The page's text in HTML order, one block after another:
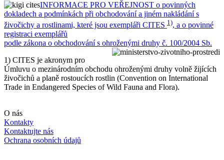
INFORMACE PRO VEŘEJNOST o povinných
dokladech a podmínkách při obchodování a jiném nakládání s
živočichy a rostlinami, které jsou exempláři CITES 1), a o povinné
registraci exemplářů
podle zákona o obchodování s ohroženými druhy č. 100/2004 Sb.
1) CITES je akronym pro
Úmluvu o mezinárodním obchodu ohroženými druhy volně žijících
živočichů a planě rostoucích rostlin (Convention on International
Trade in Endangered Species of Wild Fauna and Flora).
O nás
Kontakty
Kontaktujte nás
Ochrana osobních údajů